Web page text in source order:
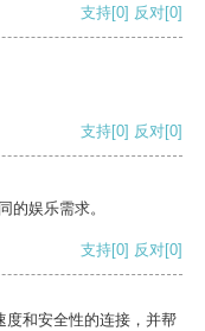
支持[0] 反对[0]
支持[0] 反对[0]
的娱乐需求。
支持[0] 反对[0]
度和安全性的连接，并帮